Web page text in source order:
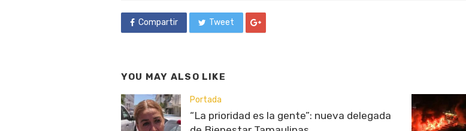
Compartir Tweet
YOU MAY ALSO LIKE
Portada
“La prioridad es la gente”: nueva delegada